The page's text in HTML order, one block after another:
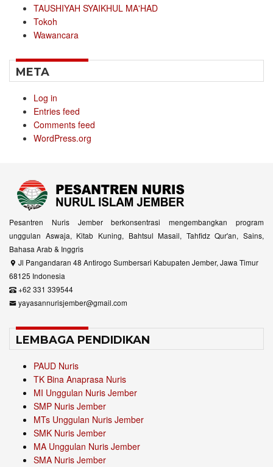
TAUSHIYAH SYAIKHUL MA'HAD
Tokoh
Wawancara
META
Log in
Entries feed
Comments feed
WordPress.org
Pesantren Nuris Jember berkonsentrasi mengembangkan program
unggulan Aswaja, Kitab Kuning, Bahtsul Masail, Tahfidz Qur'an, Sains,
Bahasa Arab & Inggris
Jl Pangandaran 48 Antirogo Sumbersari Kabupaten Jember, Jawa Timur
68125 Indonesia
+62 331 339544
yayasannurisjember@gmail.com
LEMBAGA PENDIDIKAN
PAUD Nuris
TK Bina Anaprasa Nuris
MI Unggulan Nuris Jember
SMP Nuris Jember
MTs Unggulan Nuris Jember
SMK Nuris Jember
MA Unggulan Nuris Jember
SMA Nuris Jember